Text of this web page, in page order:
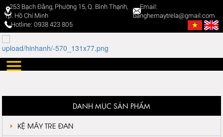
253 Bạch Đằng, Phường 15, Q. Bình Thạnh,
Tp. Hồ Chí Minh
Email:
banghemaytrela@gmail.com
Hotline: 0938 423 805
DANH MỤC SẢN PHẨM
KỆ MÂY TRE ĐAN